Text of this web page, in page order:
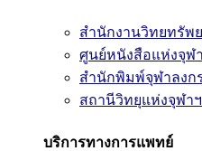
สำนักงานวิทยทรัพ
ศูนย์หนังสือแห่งจุฬ
สำนักพิมพ์จุฬาลง
สถานีวิทยุแห่งจุฬาฯ
บริการทางการแพทย์